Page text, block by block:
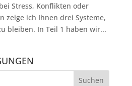
Stress, Konflikten oder
zeige ich Ihnen drei Systeme,
bleiben. In Teil 1 haben wir...